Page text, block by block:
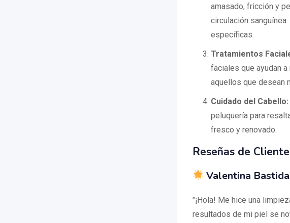
amasado, fricción y
circulación
específicas.
Tratamientos
faciales que ayudan
aquellos que desean
Cuidado del Cabello:
peluquería para
fresco y renovado.
Reseñas de
Valentina
"¡Hola! Me hice una
resultados de mi piel se